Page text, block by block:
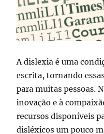
A dislexia é uma
escrita, tornando
para muitas pessoas.
inovação e à
recursos disponíveis
disléxicos um pouco